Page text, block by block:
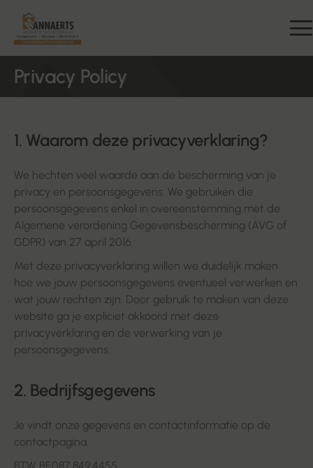
Privacy Policy
1. Waarom deze privacyverklaring?
We hechten veel waarde aan de bescherming van je
privacy en persoonsgegevens. We gebruiken die
persoonsgegevens enkel in overeenstemming met de
Algemene verordening Gegevensbescherming (AVG of
GDPR) van 27 april 2016.
Met deze privacyverklaring willen we duidelijk maken
hoe we jouw persoonsgegevens eventueel verwerken en
wat jouw rechten zijn. Door gebruik te maken van deze
website ga je expliciet akkoord met deze
privacyverklaring en de verwerking van je
persoonsgegevens.
2. Bedrijfsgegevens
Je vindt onze gegevens en contactinformatie op de
contactpagina.